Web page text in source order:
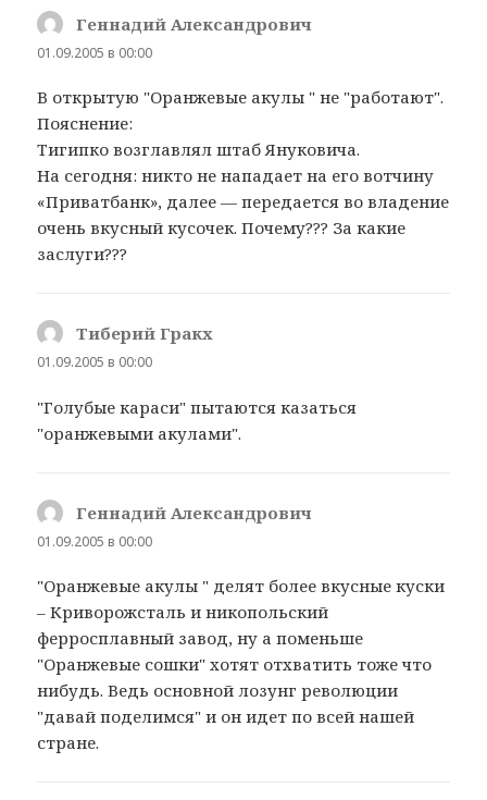
Геннадий Александрович
01.09.2005 в 00:00
В открытую "Оранжевые акулы " не "работают".
Пояснение:
Тигипко возглавлял штаб Януковича.
На сегодня: никто не нападает на его вотчину
«Приватбанк», далее — передается во владение
очень вкусный кусочек. Почему??? За какие
заслуги???
Тиберий Гракх
01.09.2005 в 00:00
"Голубые караси" пытаются казаться
"оранжевыми акулами".
Геннадий Александрович
01.09.2005 в 00:00
"Оранжевые акулы " делят более вкусные куски
– Криворожсталь и никопольский
ферросплавный завод, ну а поменьше
"Оранжевые сошки" хотят отхватить тоже что
нибудь. Ведь основной лозунг революции
"давай поделимся" и он идет по всей нашей
стране.